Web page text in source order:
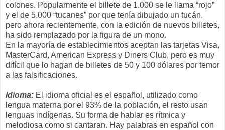
colones. Popularmente el billete de 1.000 se le llama “rojo”
y el de 5.000 “tucanes” por que tenía dibujado un tucán,
pero ahora recientemente, con la edición de nuevos billetes,
ha sido remplazado por la figura de un mono.
En la mayoría de establecimientos aceptan las tarjetas Visa,
MasterCard, American Express y Diners Club, pero es muy
difícil que lo hagan de billetes de 50 y 100 dólares por temor
a las falsificaciones.
Idioma: El idioma oficial es el español, utilizado como
lengua materna por el 93% de la población, el resto usan
lenguas indígenas. Su forma de hablar es rítmica y
melodiosa como si cantaran. Hay palabras en español con